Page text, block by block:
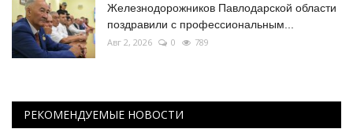
Железнодорожников Павлодарской области
поздравили с профессиональным...
Авг 2, 2026 0 789
РЕКОМЕНДУЕМЫЕ НОВОСТИ